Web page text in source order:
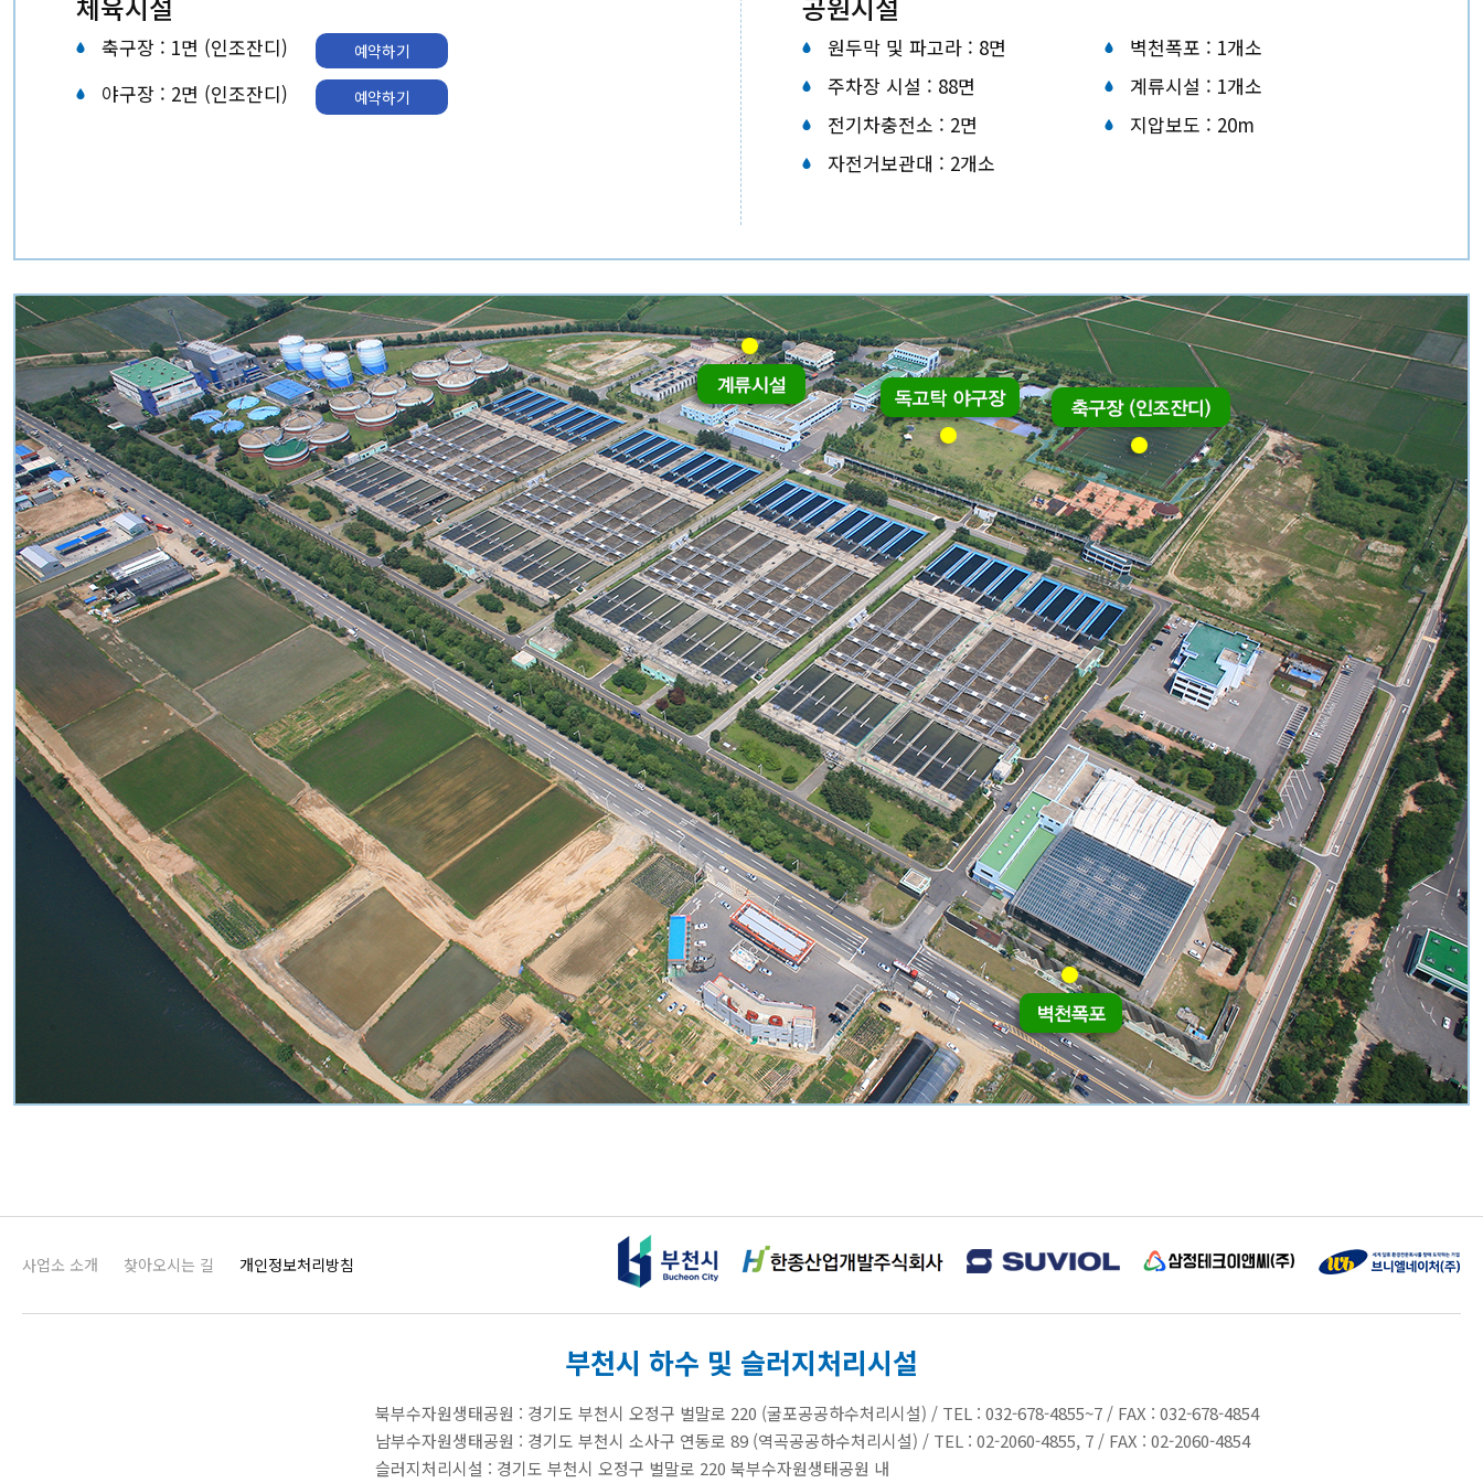
축구장 : 1면 (인조잔디) 예약하기
야구장 : 2면 (인조잔디) 예약하기
원두막 및 파고라 : 8면
벽천폭포 : 1개소
주차장 시설 : 88면
계류시설 : 1개소
전기차충전소 : 2면
지압보도 : 20m
자전거보관대 : 2개소
사업소 소개 찾아오시는 길 개인정보처리방침
부천시 하수 및 슬러지처리시설
북부수자원생태공원 : 경기도 부천시 오정구 벌말로 220 (굴포공공하수처리시설) / TEL : 032-678-4855~7 / FAX : 032-678-4854
남부수자원생태공원 : 경기도 부천시 소사구 연동로 89 (역곡공공하수처리시설) / TEL : 02-2060-4855, 7 / FAX : 02-2060-4854
슬러지처리시설 : 경기도 부천시 오정구 벌말로 220 북부수자원생태공원 내